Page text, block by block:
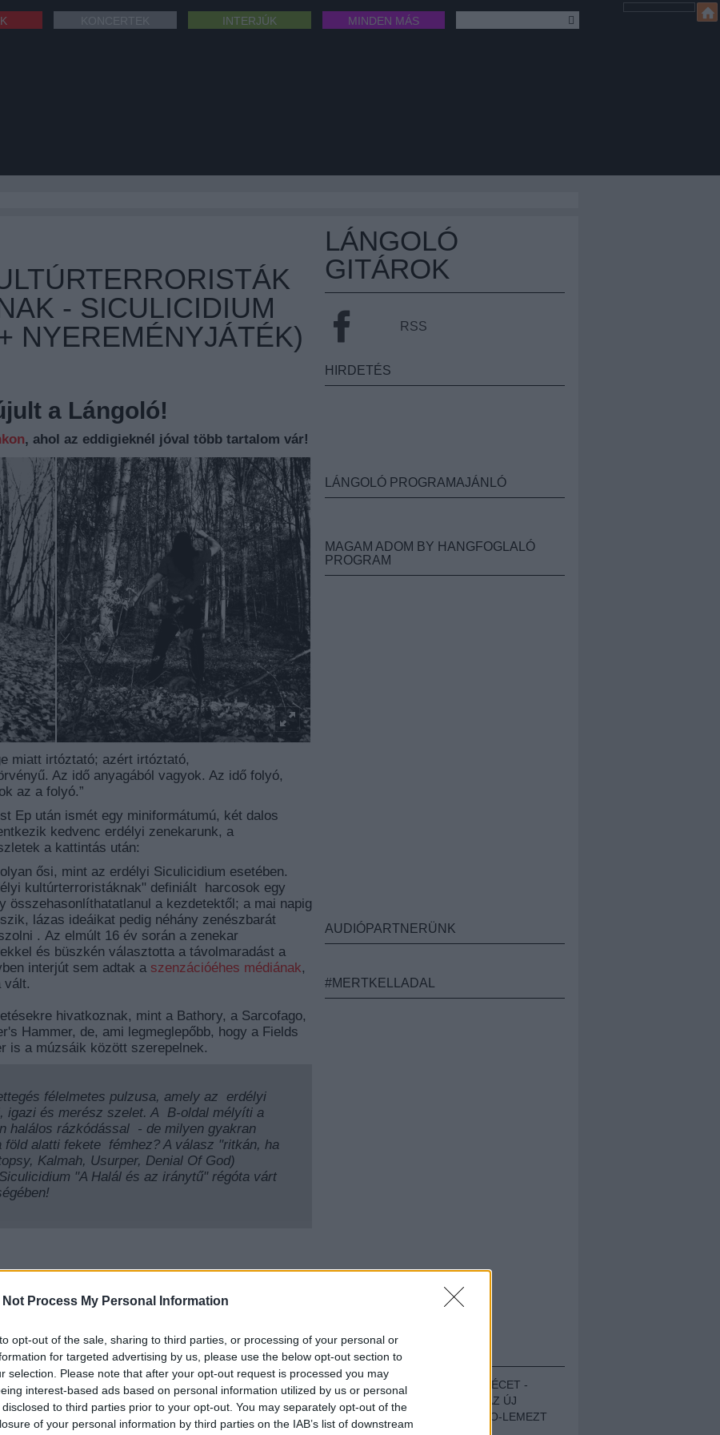
Not Process My Personal Information
opt-out of the sale, sharing to third parties, or processing of your personal or
for targeted advertising by us, please use the below opt-out section to
selection. Please note that after your opt-out request is processed you may
interest-based ads based on personal information utilized by us or personal
to third parties prior to your opt-out. You may separately opt-out of the
of your personal information by third parties on the IAB’s list of downstream
INTERJÚK MINDEN MÁS
- SICULICIDIUM
NYEREMÉNYJÁTÉK)
a Lángoló!
, ahol az eddigieknél jóval több tartalom vár!
miatt irtóztató; azért irtóztató,
Az idő anyagából vagyok. Az idő folyó,
az a folyó.”
Ep után ismét egy miniformátumú, két dalos
kedvenc erdélyi zenekarunk, a
a kattintás után:
ősi, mint az erdélyi Siculicidium esetében.
kultúrterroristáknak" definiált harcosok egy
összehasonlíthatatlanul a kezdetektől; a mai napig
lázas ideáikat pedig néhány zenészbarát
. Az elmúlt 16 év során a zenekar
és büszkén választotta a távolmaradást a
interjút sem adtak a szenzációéhes médiának,
vált.
hivatkoznak, mint a Bathory, a Sarcofago,
Hammer, de, ami legmeglepőbb, hogy a Fields
is a múzsáik között szerepelnek.
félelmetes pulzusa, amely az erdélyi
igazi és merész szelet. A B-oldal mélyíti a
halálos rázkódással - de milyen gyakran
föld alatti fekete fémhez? A válasz "ritkán, ha
Kalmah, Usurper, Denial Of God)
"A Halál és az iránytű" régóta várt
válaszolnak az alábbi kérdésre és elküldik
fekete kislemezt a
Sun & Moon
déli 12 óra. Sorsolás: aznap este. A nyertest
és miért? (Pl. erre a számra szerettem belea
LÁNGOLÓ
GITÁROK
RSS
HIRDETÉS
LÁNGOLÓ PROGRAMAJÁNLÓ
MAGAM ADOM BY HANGFOGLALÓ
PROGRAM
AUDIÓPARTNERÜNK
#MERTKELLADAL
EZT HALLGASD!
MEGUGROTTÁK A LÉCET -
MEGHALLGATTUK AZ ÚJ
PROTEST THE HERO-LEMEZT